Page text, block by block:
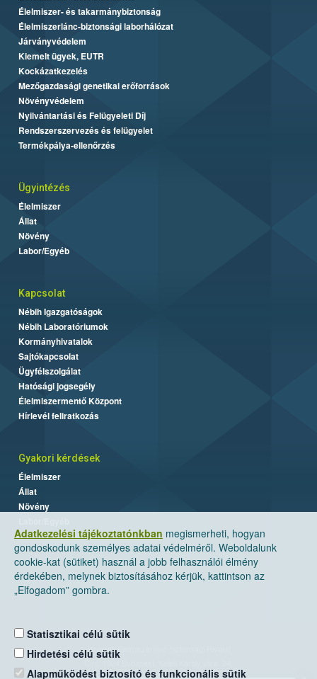
Adatkezelési tájékoztatónkban megismerheti, hogyan
gondoskodunk személyes adatai védelméről. Weboldalunk
cookie-kat (sütiket) használ a jobb felhasználói élmény
érdekében, melynek biztosításához kérjük, kattintson az
„Elfogadom” gombra.
Statisztikai célú sütik
Hirdetési célú sütik
Alapműködést biztosító és funkcionális sütik
Élelmiszer- és takarmánybiztonság
Élelmiszerlánc-biztonsági laborhálózat
Járványvédelem
Kiemelt ügyek, EUTR
Kockázatkezelés
Mezőgazdasági genetikai erőforrások
Növényvédelem
Nyilvántartási és Felügyeleti Díj
Rendszerszervezés és felügyelet
Termékpálya-ellenőrzés
Ügyintézés
Élelmiszer
Állat
Növény
Labor/Egyéb
Kapcsolat
Nébih Igazgatóságok
Nébih Laboratóriumok
Kormányhivatalok
Sajtókapcsolat
Ügyfélszolgálat
Hatósági jogsegély
Élelmiszermentő Központ
Hírlevél feliratkozás
Gyakori kérdések
Élelmiszer
Állat
Növény
Nemzeti Élelmiszerlánc-biztonsági Hivatal
Levelezési cím: 1525 Budapest. Pf. 30.